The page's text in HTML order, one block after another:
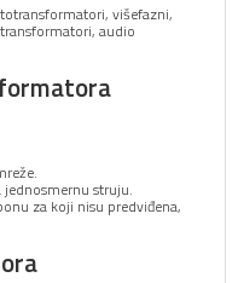
višefazni,
audio
jednosmernu struju.
za koji nisu predviđena,